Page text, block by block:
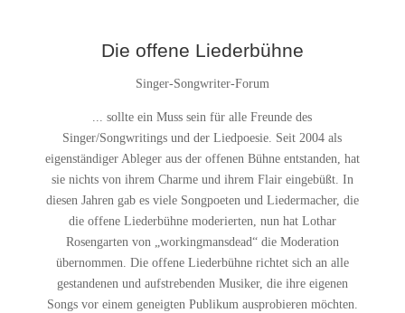
Die offene Liederbühne
Singer-Songwriter-Forum
... sollte ein Muss sein für alle Freunde des
Singer/Songwritings und der Liedpoesie. Seit 2004 als
eigenständiger Ableger aus der offenen Bühne entstanden, hat
sie nichts von ihrem Charme und ihrem Flair eingebüßt. In
diesen Jahren gab es viele Songpoeten und Liedermacher, die
die offene Liederbühne moderierten, nun hat Lothar
Rosengarten von „workingmansdead“ die Moderation
übernommen. Die offene Liederbühne richtet sich an alle
gestandenen und aufstrebenden Musiker, die ihre eigenen
Songs vor einem geneigten Publikum ausprobieren möchten.